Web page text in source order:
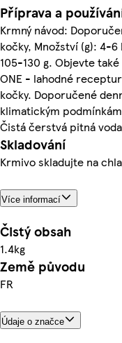
Příprava a
Krmný návod:
kočky, Množství (g): 4-
105-130 g. Objevte
ONE - lahodné
kočky. Doporučené
klimatickým
Čistá čerstvá pitná
Skladování
Krmivo skladujte na
Více informací
Čistý obsah
1.4kg
Země původu
FR
Údaje o značce